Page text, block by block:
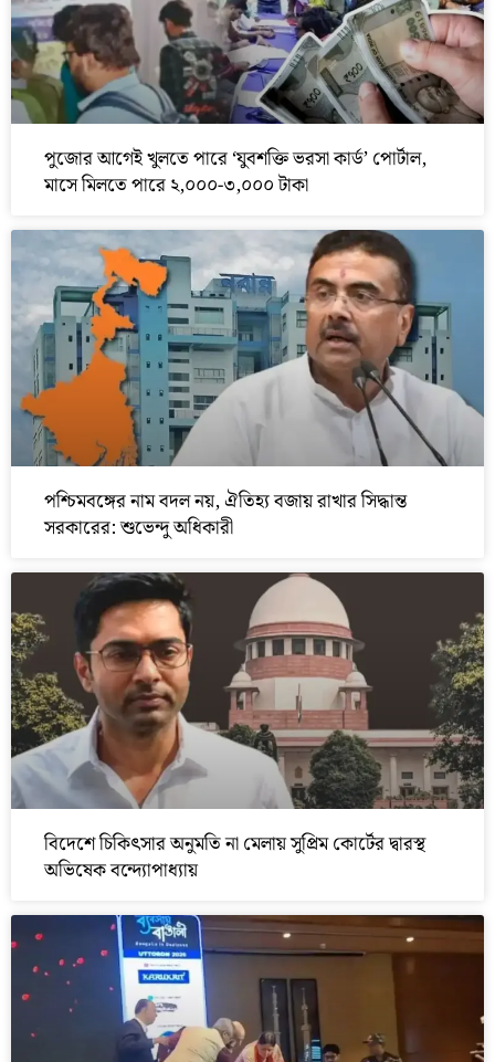
পুজোর আগেই খুলতে পারে ‘যুবশক্তি ভরসা কার্ড’ পোর্টাল,
মাসে মিলতে পারে ২,০০০-৩,০০০ টাকা
পশ্চিমবঙ্গের নাম বদল নয়, ঐতিহ্য বজায় রাখার সিদ্ধান্ত
সরকারের: শুভেন্দু অধিকারী
বিদেশে চিকিৎসার অনুমতি না মেলায় সুপ্রিম কোর্টের দ্বারস্থ
অভিষেক বন্দ্যোপাধ্যায়